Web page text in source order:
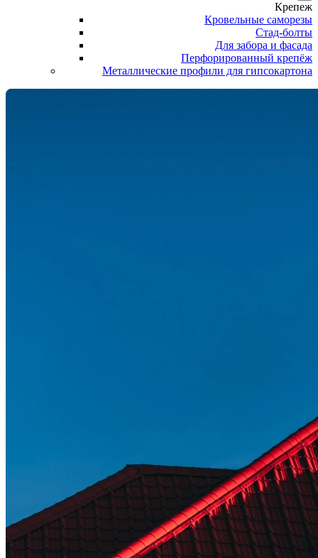
Крепеж
Кровельные саморезы
Стад-болты
Для забора и фасада
Перфорированный крепёж
Металлические профили для гипсокартона